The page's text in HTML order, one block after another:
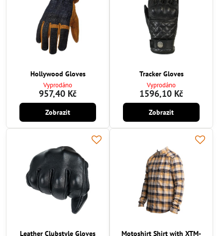
Hollywood Gloves
Vyprodáno
957,40 Kč
Zobrazit
Tracker Gloves
Vyprodáno
1596,10 Kč
Zobrazit
Leather Clubstyle Gloves Motoshirt Shirt with XTM-